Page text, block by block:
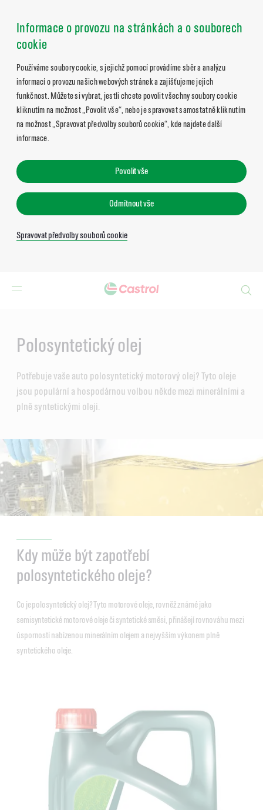
Informace o provozu na stránkách a o souborech
cookie
Používáme soubory cookie, s jejichž pomocí provádíme sběr a analýzu
informací o provozu našich webových stránek a zajišťujeme jejich
funkčnost. Můžete si vybrat, jestli chcete povolit všechny soubory cookie
kliknutím na možnost „Povolit vše“, nebo je spravovat samostatně kliknutím
na možnost „Spravovat předvolby souborů cookie“, kde najdete další
informace.
Povolit vše
Odmítnout vše
Spravovat předvolby souborů cookie
Polosyntetický olej
Potřebuje vaše auto polosyntetický motorový olej? Tyto oleje
jsou populární a hospodárnou volbou někde mezi minerálními a
plně syntetickými oleji.
Kdy může být zapotřebí
polosyntetického oleje?
Co je polosyntetický olej? Tyto motorové oleje, rovněž známé jako
semisyntetické motorové oleje či syntetické směsi, přinášejí rovnováhu mezi
úsporností nabízenou minerálním olejem a nejvyšším výkonem plně
syntetického oleje.